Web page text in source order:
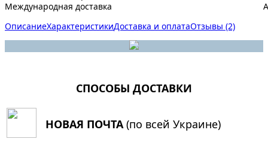
Международная доставка
ОписаниеХарактеристикиДоставка и оплатаОтзывы (2)
СПОСОБЫ ДОСТАВКИ
НОВАЯ ПОЧТА(по всей Украине)